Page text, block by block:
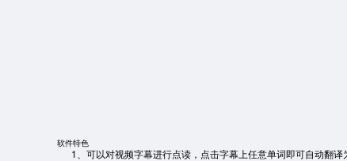
软件特色
1、可以对视频字幕进行点读，点击字幕上任意单词即可自动翻译